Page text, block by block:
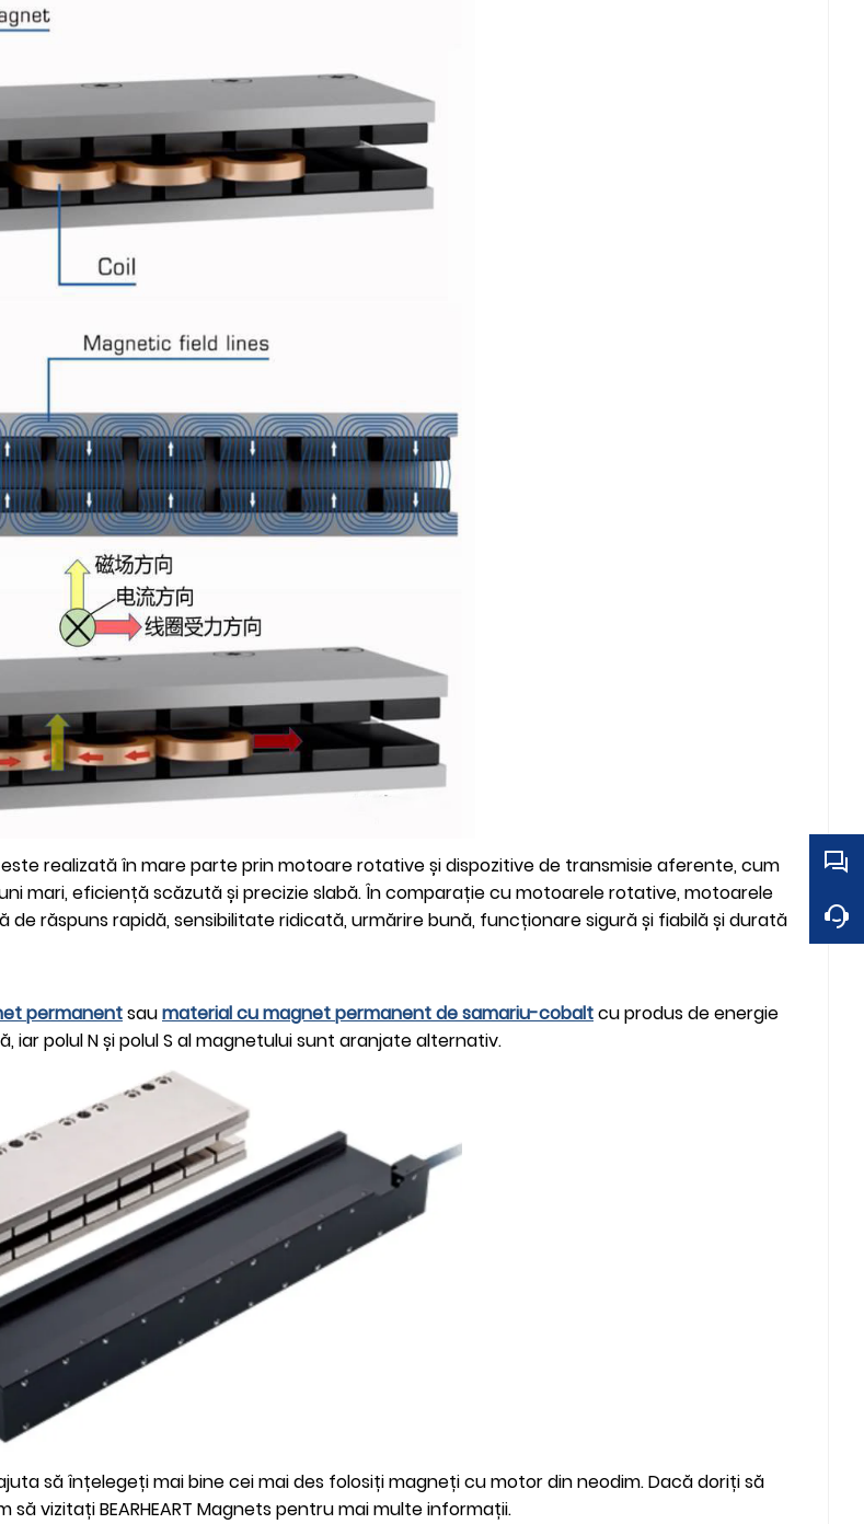
realizată în mare parte prin motoare rotative și dispozitive de transmisie aferente, cum
mari, eficiență scăzută și precizie slabă. În comparație cu motoarele rotative, motoarele
răspuns rapidă, sensibilitate ridicată, urmărire bună, funcționare sigură și fiabilă și durată
permanentsaumaterial cu magnet permanent de samariu-cobaltcu produs de energie
polul N și polul S al magnetului sunt aranjate alternativ.
să înțelegeți mai bine cei mai des folosiți magneți cu motor din neodim. Dacă doriți să
vizitați BEARHEART Magnets pentru mai multe informații.